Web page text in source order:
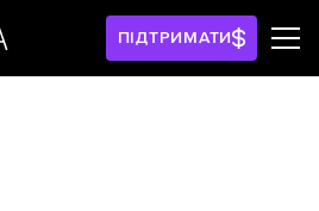
ПІДТРИМАТИ